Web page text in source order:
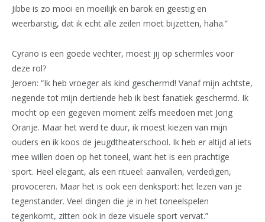
Jibbe is zo mooi en moeilijk en barok en geestig en
weerbarstig, dat ik echt alle zeilen moet bijzetten, haha.”
Cyrano is een goede vechter, moest jij op schermles voor
deze rol?
Jeroen: “Ik heb vroeger als kind geschermd! Vanaf mijn achtste,
negende tot mijn dertiende heb ik best fanatiek geschermd. Ik
mocht op een gegeven moment zelfs meedoen met Jong
Oranje. Maar het werd te duur, ik moest kiezen van mijn
ouders en ik koos de jeugdtheaterschool. Ik heb er altijd al iets
mee willen doen op het toneel, want het is een prachtige
sport. Heel elegant, als een ritueel: aanvallen, verdedigen,
provoceren. Maar het is ook een denksport: het lezen van je
tegenstander. Veel dingen die je in het toneelspelen
tegenkomt, zitten ook in deze visuele sport vervat.”